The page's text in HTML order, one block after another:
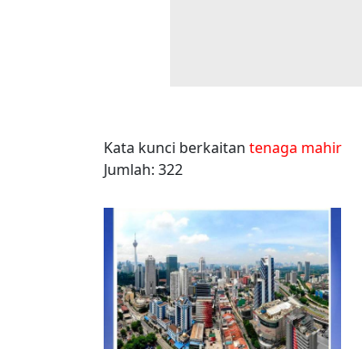
Kata kunci berkaitan tenaga mahir
Jumlah: 322